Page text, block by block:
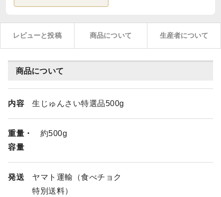
レビューと投稿 商品について 生産者について
商品について
内容 生じゅんさい特選品500g
重量・
容量
約500g
発送
ヤマト運輸（食べチョク
特別送料）